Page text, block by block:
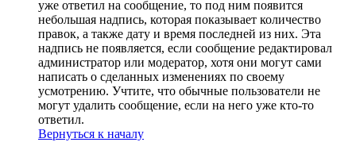
уже ответил на сообщение, то под ним появится
небольшая надпись, которая показывает количество
правок, а также дату и время последней из них. Эта
надпись не появляется, если сообщение редактировал
администратор или модератор, хотя они могут сами
написать о сделанных изменениях по своему
усмотрению. Учтите, что обычные пользователи не
могут удалить сообщение, если на него уже кто-то
ответил.
Вернуться к началу